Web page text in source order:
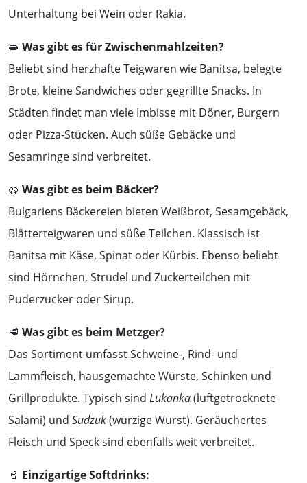
Unterhaltung bei Wein oder Rakia.
🥪 Was gibt es für Zwischenmahlzeiten?
Beliebt sind herzhafte Teigwaren wie Banitsa, belegte
Brote, kleine Sandwiches oder gegrillte Snacks. In
Städten findet man viele Imbisse mit Döner, Burgern
oder Pizza-Stücken. Auch süße Gebäcke und
Sesamringe sind verbreitet.
🥨 Was gibt es beim Bäcker?
Bulgariens Bäckereien bieten Weißbrot, Sesamgebäck,
Blätterteigwaren und süße Teilchen. Klassisch ist
Banitsa mit Käse, Spinat oder Kürbis. Ebenso beliebt
sind Hörnchen, Strudel und Zuckerteilchen mit
Puderzucker oder Sirup.
🥩 Was gibt es beim Metzger?
Das Sortiment umfasst Schweine-, Rind- und
Lammfleisch, hausgemachte Würste, Schinken und
Grillprodukte. Typisch sind Lukanka(luftgetrocknete
Salami) und Sudzuk(würzige Wurst). Geräuchertes
Fleisch und Speck sind ebenfalls weit verbreitet.
🥤 Einzigartige Softdrinks: